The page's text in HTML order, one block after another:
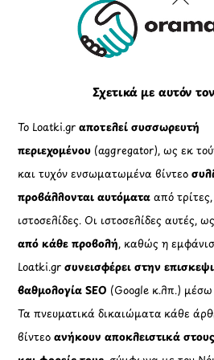
Όροι Συμμετοχής σε
Πολιτική Απορρήτου
Πολιτική Χρήσης
Προϊόντα Φιλικά προς
Πολιτική Εκπτώσεων
Όροι Affiliate Συνδέσμων &
Πολιτική Διαφημιστικής
Όροι Προγράμματος